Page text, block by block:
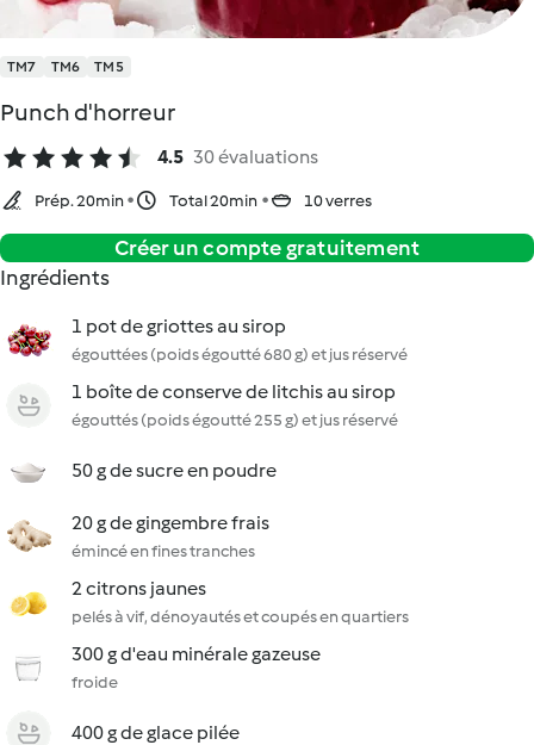
TM7 TM6 TM5
Punch d'horreur
4.5 30 évaluations
Prép. 20min Total 20min 10 verres
Créer un compte gratuitement
Ingrédients
1 pot de griottes au sirop
égouttées (poids égoutté 680 g) et jus réservé
1 boîte de conserve de litchis au sirop
égouttés (poids égoutté 255 g) et jus réservé
50 g de sucre en poudre
20 g de gingembre frais
émincé en fines tranches
2 citrons jaunes
pelés à vif, dénoyautés et coupés en quartiers
300 g d'eau minérale gazeuse
froide
400 g de glace pilée